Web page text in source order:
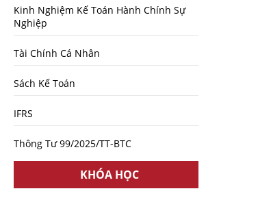
Kinh Nghiệm Kế Toán Hành Chính Sự
Nghiệp
Tài Chính Cá Nhân
Sách Kế Toán
IFRS
Thông Tư 99/2025/TT-BTC
KHÓA HỌC